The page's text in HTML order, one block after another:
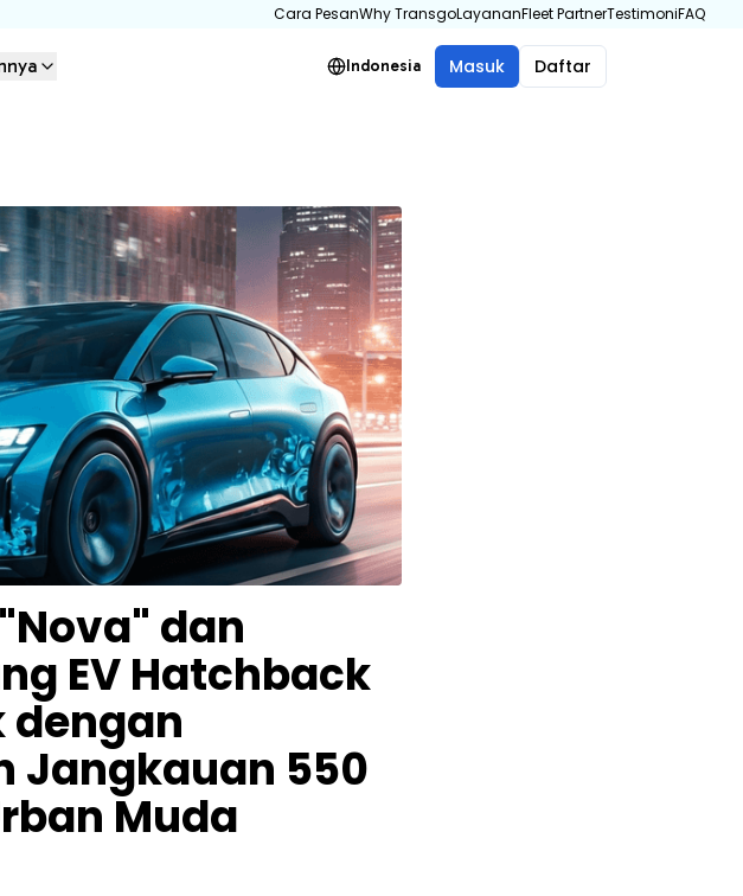
Cara PesanWhy TransgoLayananFleet PartnerTestimoniFAQ
Indonesia Masuk Daftar
dan
EV Hatchback
dengan
Jangkauan 550
Muda